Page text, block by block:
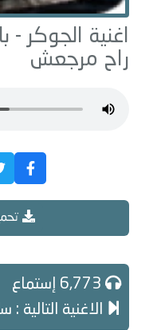
اغنية الجوكر -
راح مرجعش
الاغنية التالية